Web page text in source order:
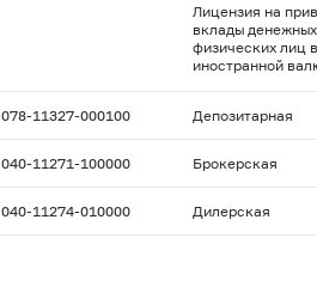
Лицензия на
вклады
физических лиц
иностранной
078-11327-000100 Депозитарная
040-11271-100000 Брокерская
040-11274-010000 Дилерская